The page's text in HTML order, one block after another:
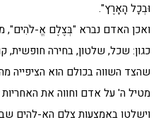
וּבְכָל הָאָרֶץ".
ואכן האדם נברא "בְּצֶלֶם אֱ-לֹהִים",
כגון: שכל, שלטון, בחירה חופשית,
שהצד השווה בכולם הוא הציפייה
מטיל ה' על אדם וחווה את
וישלטו באמצעות צלם הא-להים